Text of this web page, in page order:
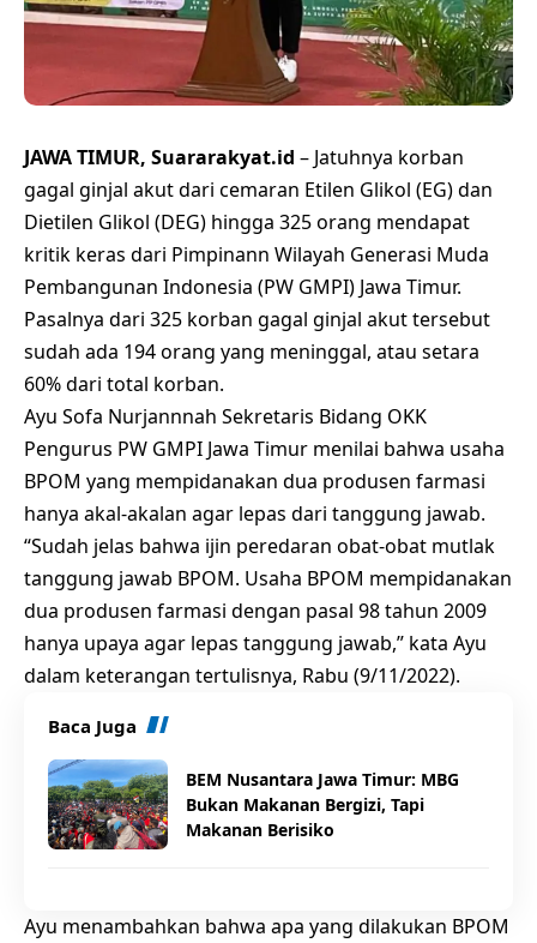
JAWA TIMUR, Suararakyat.id – Jatuhnya korban
gagal ginjal akut dari cemaran Etilen Glikol (EG) dan
Dietilen Glikol (DEG) hingga 325 orang mendapat
kritik keras dari Pimpinann Wilayah Generasi Muda
Pembangunan Indonesia (PW GMPI) Jawa Timur.
Pasalnya dari 325 korban gagal ginjal akut tersebut
sudah ada 194 orang yang meninggal, atau setara
60% dari total korban.
Ayu Sofa Nurjannnah Sekretaris Bidang OKK
Pengurus PW GMPI Jawa Timur menilai bahwa usaha
BPOM yang mempidanakan dua produsen farmasi
hanya akal-akalan agar lepas dari tanggung jawab.
“Sudah jelas bahwa ijin peredaran obat-obat mutlak
tanggung jawab BPOM. Usaha BPOM mempidanakan
dua produsen farmasi dengan pasal 98 tahun 2009
hanya upaya agar lepas tanggung jawab,” kata Ayu
dalam keterangan tertulisnya, Rabu (9/11/2022).
Baca Juga
BEM Nusantara Jawa Timur: MBG
Bukan Makanan Bergizi, Tapi
Makanan Berisiko
Ayu menambahkan bahwa apa yang dilakukan BPOM